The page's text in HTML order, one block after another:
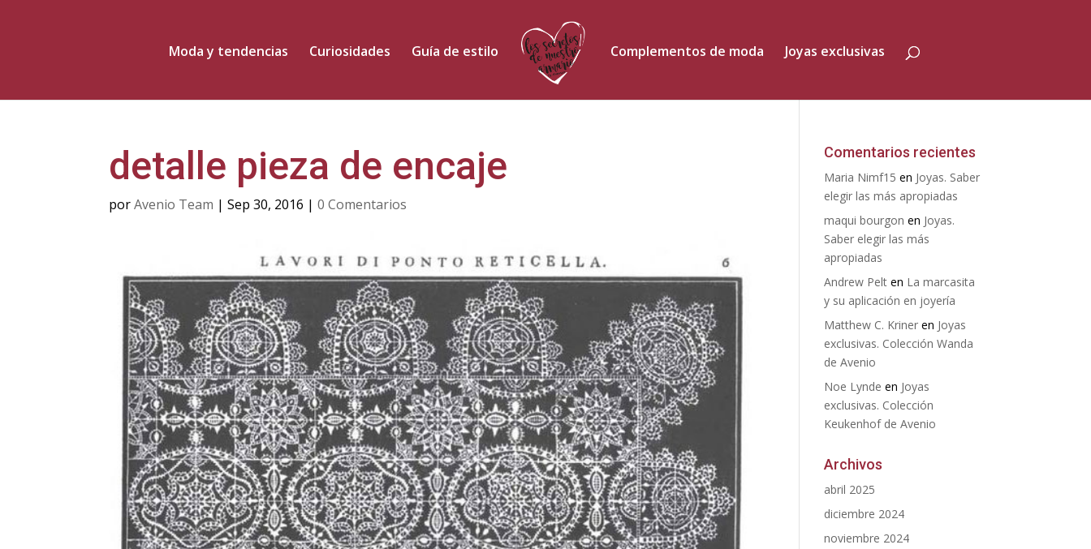
Moda y tendencias Curiosidades Guía de estilo Complementos de moda Joyas exclusivas
detalle pieza de encaje
porAvenio Team |Sep 30, 2016 |0 Comentarios
Comentarios recientes
Maria Nimf15 en Joyas. Saber
elegir las más apropiadas
maqui bourgon en Joyas.
Saber elegir las más
apropiadas
Andrew Pelt en La marcasita
y su aplicación en joyería
Matthew C. Kriner en Joyas
exclusivas. Colección Wanda
de Avenio
Noe Lynde en Joyas
exclusivas. Colección
Keukenhof de Avenio
Archivos
abril 2025
diciembre 2024
noviembre 2024